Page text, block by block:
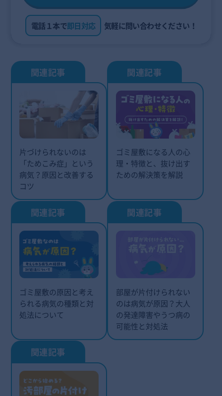
電話１本で即日対応 気軽に問い合わせください！
片づけられないのは
「ためこみ症」という
病気？原因と改善する
コツ
ゴミ屋敷になる人の心
理・特徴と、抜け出す
ための解決策を解説
ゴミ屋敷の原因と考え
られる病気の種類と対
処法について
部屋が片付けられない
のは病気が原因？大人
の発達障害やうつ病の
可能性と対処法